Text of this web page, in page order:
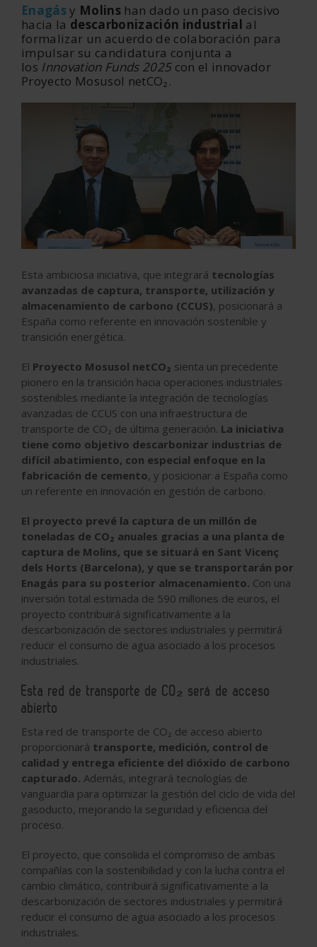
Enagásy Molins han dado un paso decisivo
hacia la descarbonización industrial al
formalizar un acuerdo de colaboración para
impulsar su candidatura conjunta a
los Innovation Funds 2025con el innovador
Proyecto Mosusol netCO₂.
Esta ambiciosa iniciativa, que integrará tecnologías
avanzadas de captura, transporte, utilización y
almacenamiento de carbono (CCUS), posicionará a
España como referente en innovación sostenible y
transición energética.
El Proyecto Mosusol netCO₂ sienta un precedente
pionero en la transición hacia operaciones industriales
sostenibles mediante la integración de tecnologías
avanzadas de CCUS con una infraestructura de
transporte de CO₂ de última generación. La iniciativa
tiene como objetivo descarbonizar industrias de
difícil abatimiento, con especial enfoque en la
fabricación de cemento, y posicionar a España como
un referente en innovación en gestión de carbono.
El proyecto prevé la captura de un millón de
toneladas de CO₂ anuales gracias a una planta de
captura de Molins, que se situará en Sant Vicenç
dels Horts (Barcelona), y que se transportarán por
Enagás para su posterior almacenamiento. Con una
inversión total estimada de 590 millones de euros, el
proyecto contribuirá significativamente a la
descarbonización de sectores industriales y permitirá
reducir el consumo de agua asociado a los procesos
industriales.
Esta red de transporte de CO₂ será de acceso
abierto
Esta red de transporte de CO₂ de acceso abierto
proporcionará transporte, medición, control de
calidad y entrega eficiente del dióxido de carbono
capturado. Además, integrará tecnologías de
vanguardia para optimizar la gestión del ciclo de vida del
gasoducto, mejorando la seguridad y eficiencia del
proceso.
El proyecto, que consolida el compromiso de ambas
compañías con la sostenibilidad y con la lucha contra el
cambio climático, contribuirá significativamente a la
descarbonización de sectores industriales y permitirá
reducir el consumo de agua asociado a los procesos
industriales.